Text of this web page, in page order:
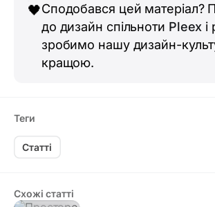
🖤Сподобався цей матеріал?
до дизайн спільноти Pleex
зробимо нашу дизайн-
кращою.
Теги
Статті
Схожі статті